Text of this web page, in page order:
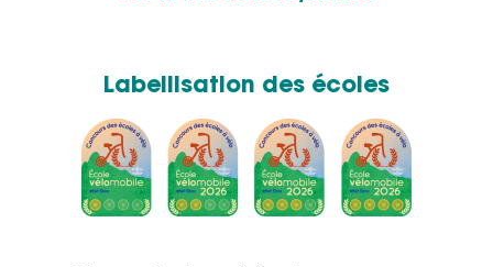
Labellisation des écoles